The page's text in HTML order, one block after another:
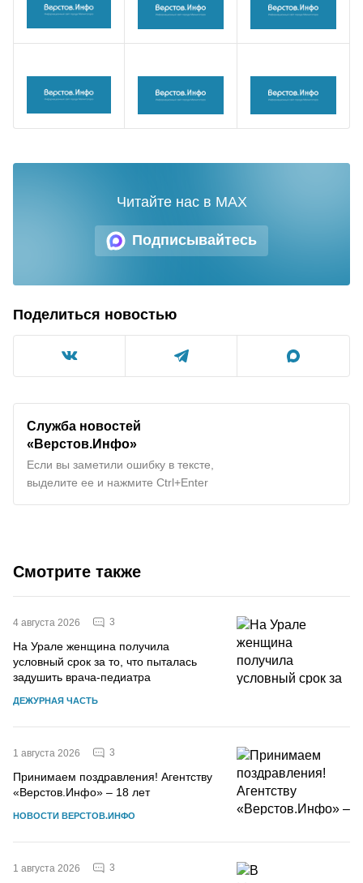
Подписывайтесь
Читайте нас в MAX
Поделиться новостью
Служба новостей
«Верстов.Инфо»
Если вы заметили ошибку в тексте,
выделите ее и нажмите Ctrl+Enter
Смотрите также
4 августа 2026 3
На Урале женщина получила
условный срок за то, что пыталась
задушить врача-педиатра
ДЕЖУРНАЯ ЧАСТЬ
1 августа 2026 3
Принимаем поздравления! Агентству
«Верстов.Инфо» – 18 лет
НОВОСТИ ВЕРСТОВ.ИНФО
1 августа 2026 3